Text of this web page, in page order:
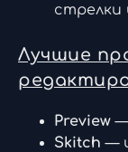
стрелки
Лучшие
Preview —
Skitch —